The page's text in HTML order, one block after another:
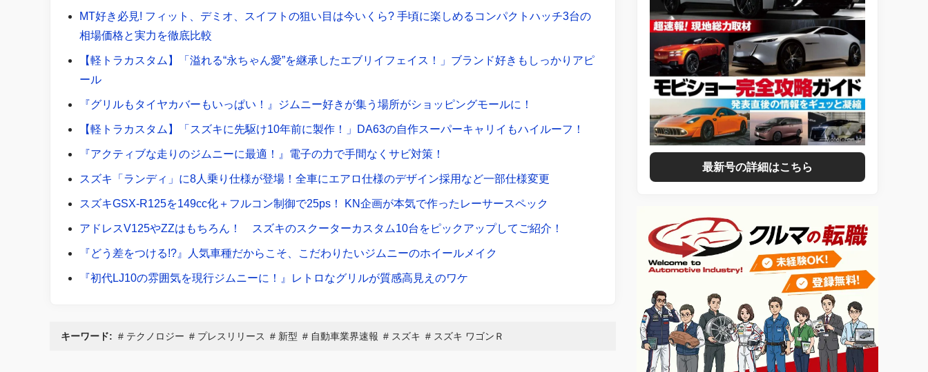
MT好き必見! フィット、デミオ、スイフトの狙い目は今いくら? 手頃に楽しめるコンパクトハッチ3台の
相場価格と実力を徹底比較
【軽トラカスタム】「溢れる“永ちゃん愛”を継承したエブリイフェイス！」ブランド好きもしっかりアピ
ール
『グリルもタイヤカバーもいっぱい！』ジムニー好きが集う場所がショッピングモールに！
【軽トラカスタム】「スズキに先駆け10年前に製作！」DA63の自作スーパーキャリイもハイルーフ！
『アクティブな走りのジムニーに最適！』電子の力で手間なくサビ対策！
スズキ「ランディ」に8人乗り仕様が登場！全車にエアロ仕様のデザイン採用など一部仕様変更
スズキGSX-R125を149cc化＋フルコン制御で25ps！ KN企画が本気で作ったレーサースペック
アドレスV125やZZはもちろん！ スズキのスクーターカスタム10台をピックアップしてご紹介！
『どう差をつける!?』人気車種だからこそ、こだわりたいジムニーのホイールメイク
『初代LJ10の雰囲気を現行ジムニーに！』レトロなグリルが質感高見えのワケ
キーワード: テクノロジー プレスリリース 新型 自動車業界速報 スズキ スズキ ワゴンＲ
最新号の詳細はこちら